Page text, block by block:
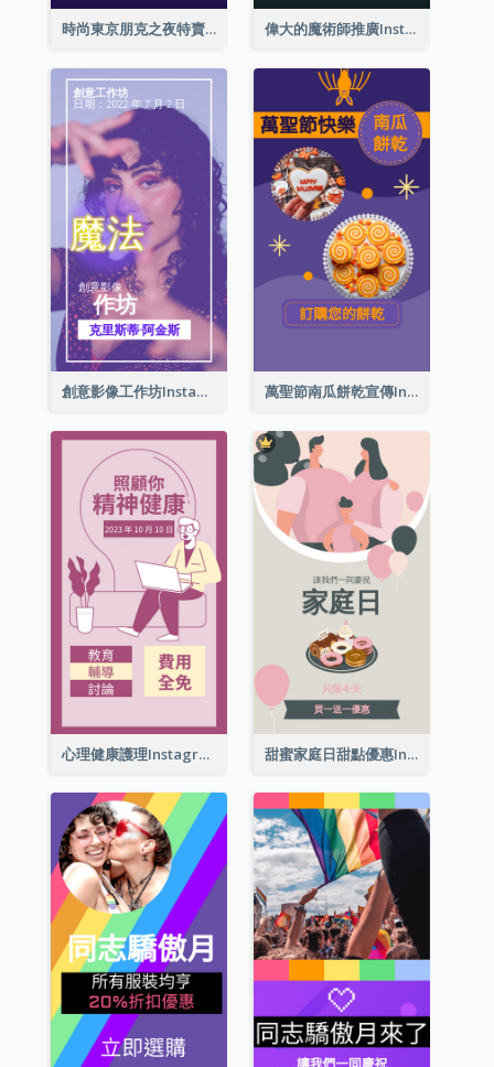
時尚東京朋克之夜特賣Instagram限時動態 偉大的魔術師推廣Instagram限時動態
創意影像工作坊Instagram限時動態 萬聖節南瓜餅乾宣傳Instagram限時動態
心理健康護理Instagram限時動態 甜蜜家庭日甜點優惠Instagram限時動態